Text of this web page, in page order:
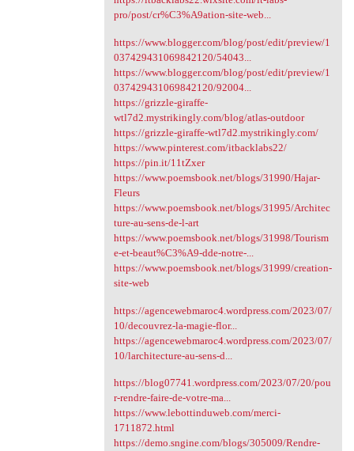
pro/post/cr%C3%A9ation-site-web...
https://www.blogger.com/blog/post/edit/preview/1
037429431069842120/54043...
https://www.blogger.com/blog/post/edit/preview/1
037429431069842120/92004...
https://grizzle-giraffe-
wtl7d2.mystrikingly.com/blog/atlas-outdoor
https://grizzle-giraffe-wtl7d2.mystrikingly.com/
https://www.pinterest.com/itbacklabs22/
https://pin.it/11tZxer
https://www.poemsbook.net/blogs/31990/Hajar-
Fleurs
https://www.poemsbook.net/blogs/31995/Architec
ture-au-sens-de-l-art
https://www.poemsbook.net/blogs/31998/Tourism
e-et-beaut%C3%A9-dde-notre-...
https://www.poemsbook.net/blogs/31999/creation-
site-web
https://agencewebmaroc4.wordpress.com/2023/07/
10/decouvrez-la-magie-flor...
https://agencewebmaroc4.wordpress.com/2023/07/
10/larchitecture-au-sens-d...
https://blog07741.wordpress.com/2023/07/20/pou
r-rendre-faire-de-votre-ma...
https://www.lebottinduweb.com/merci-
1711872.html
https://demo.sngine.com/blogs/305009/Rendre-